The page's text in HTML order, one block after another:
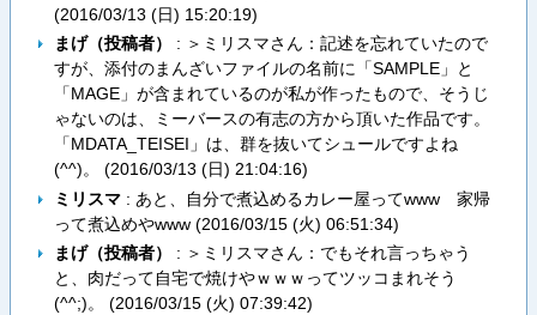
(2016/03/13 (日) 15:20:19)
まげ（投稿者）
: ＞ミリスマさん：記述を忘れていたので
すが、添付のまんざいファイルの名前に「SAMPLE」と
「MAGE」が含まれているのが私が作ったもので、そうじ
ゃないのは、ミーバースの有志の方から頂いた作品です。
「MDATA_TEISEI」は、群を抜いてシュールですよね
(^^)。 (2016/03/13 (日) 21:04:16)
ミリスマ: あと、自分で煮込めるカレー屋ってwww 家帰
って煮込めやwww (2016/03/15 (火) 06:51:34)
まげ（投稿者）
: ＞ミリスマさん：でもそれ言っちゃう
と、肉だって自宅で焼けやｗｗｗってツッコまれそう
(^^;)。 (2016/03/15 (火) 07:39:42)